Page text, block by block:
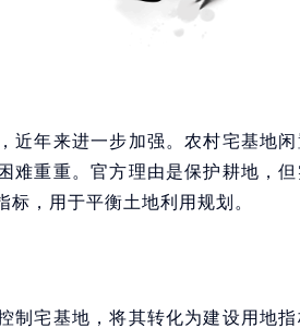
近年来进一步加强。农村宅基地
难重重。官方理由是保护耕地，
，用于平衡土地利用规划。
制宅基地，将其转化为建设用地